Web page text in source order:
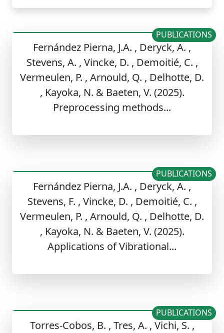
Fernández Pierna, J.A. , Deryck, A. ,
Stevens, A. , Vincke, D. , Demoitié, C. ,
Vermeulen, P. , Arnould, Q. , Delhotte, D.
, Kayoka, N. & Baeten, V. (2025).
Preprocessing methods...
PUBLICATIONS
Fernández Pierna, J.A. , Deryck, A. ,
Stevens, F. , Vincke, D. , Demoitié, C. ,
Vermeulen, P. , Arnould, Q. , Delhotte, D.
, Kayoka, N. & Baeten, V. (2025).
Applications of Vibrational...
PUBLICATIONS
Torres-Cobos, B. , Tres, A. , Vichi, S. ,
PUBLICATIONS